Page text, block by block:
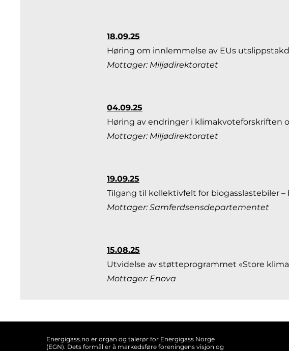
18.09.25
Høring om innlemmelse av EUs
Mottager: Miljødirektoratet
04.09.25
Høring av endringer i klimakvoteforskriften
Mottager: Miljødirektoratet
19.09.25
Tilgang til kollektivfelt for biogasslastebiler
Mottager: Samferdsensdepartementet
15.08.25
Utvidelse av støtteprogrammet «Store
Mottager: Enova
Energigass.no er organ og talerør for Energigass Norge
(EGN). Dets formål er å markedsføre foreningens visjon og